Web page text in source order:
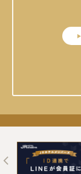
Next